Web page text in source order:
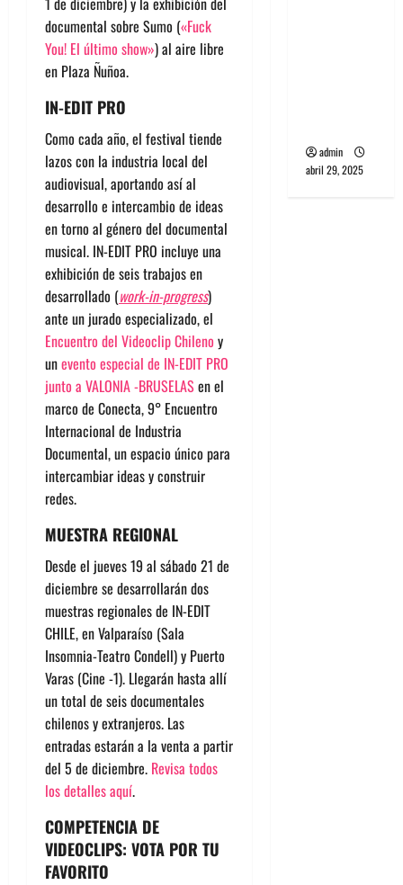
documental sobre Sumo («Fuck
You! El último show») al aire libre
en Plaza Ñuñoa.
IN-EDIT PRO
Como cada año, el festival tiende
lazos con la industria local del
audiovisual, aportando así al
desarrollo e intercambio de ideas
en torno al género del documental
musical. IN-EDIT PRO incluye una
exhibición de seis trabajos en
desarrollado (work-in-progress)
ante un jurado especializado, el
Encuentro del Videoclip Chileno y
unevento especial de IN-EDIT PRO
junto a VALONIA -BRUSELASen el
marco de Conecta, 9° Encuentro
Internacional de Industria
Documental, un espacio único para
intercambiar ideas y construir
redes.
MUESTRA REGIONAL
Desde el jueves 19 al sábado 21 de
diciembre se desarrollarán dos
muestras regionales de IN-EDIT
CHILE, en Valparaíso (Sala
Insomnia-Teatro Condell) y Puerto
Varas (Cine -1). Llegarán hasta allí
un total de seis documentales
chilenos y extranjeros. Las
entradas estarán a la venta a partir
del 5 de diciembre. Revisa todos
los detalles aquí.
COMPETENCIA DE
VIDEOCLIPS: VOTA POR TU
FAVORITO
admin
abril 29, 2025